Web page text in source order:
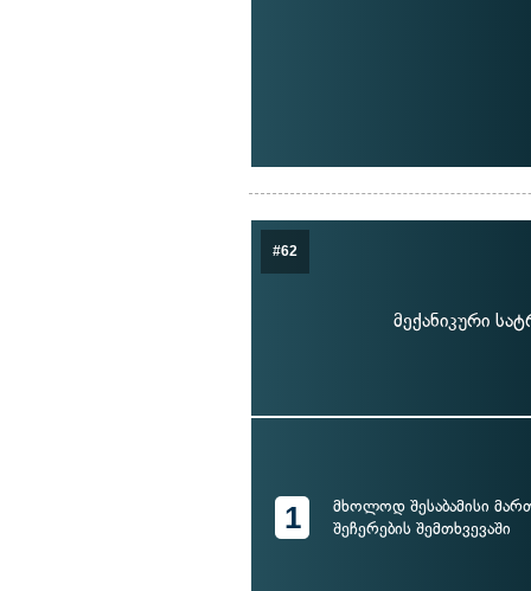
#62
მექანიკური
1
მხოლოდ შესაბამისი
შეჩერების შემთხვევაში